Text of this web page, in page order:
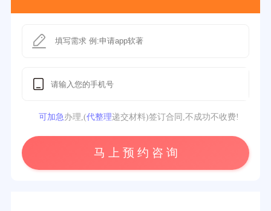
可加急办理,(代整理递交材料)签订合同,不成功不收费!
马 上 预 约 咨 询